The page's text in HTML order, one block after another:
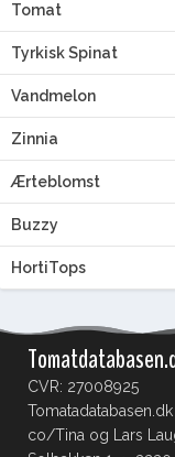
Tomat
Tyrkisk Spinat
Vandmelon
Zinnia
Ærteblomst
Buzzy
HortiTops
CVR: 27008925
Tomatadatabasen.dk
co/Tina og Lars